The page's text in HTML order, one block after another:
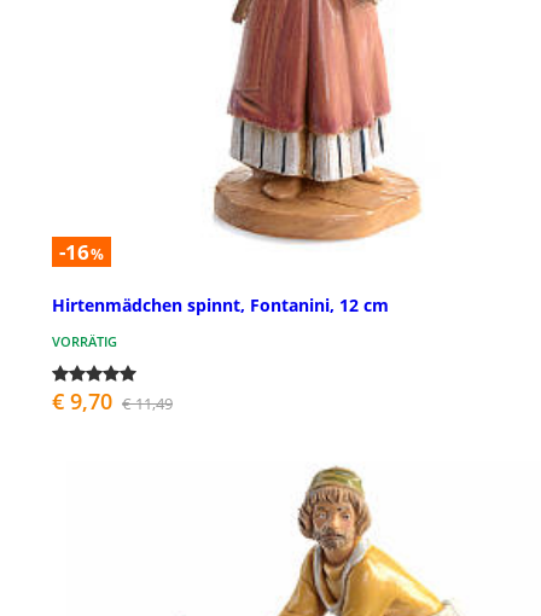
-16%
Hirtenmädchen spinnt, Fontanini, 12 cm
VORRÄTIG
€ 9,70 € 11,49